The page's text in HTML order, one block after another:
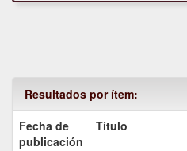
Resultados por ítem:
Fecha de
publicación
Título